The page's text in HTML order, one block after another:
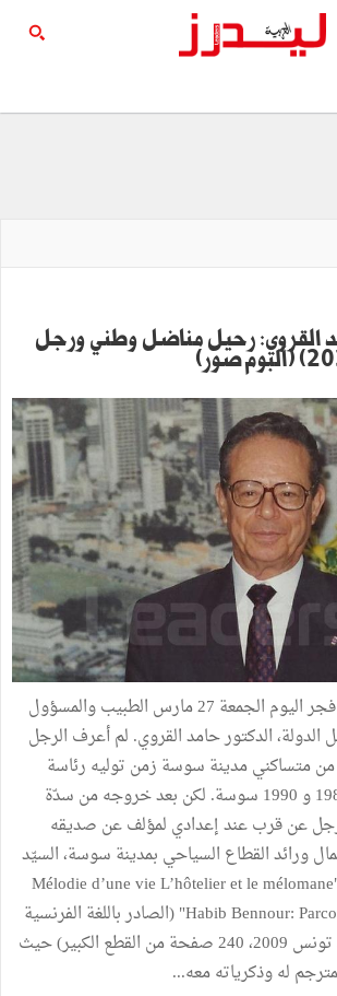
القروي: رحيل مناضل وطني ورجل
الله أكبر، غيّب الموت فجر اليوم الجمعة 27 مارس الطبيب والمسؤول
الدولة، الدكتور حامد القروي. لم أعرف الرجل
متساكني مدينة سوسة زمن توليه رئاسة
مجلسها البلدي بين 1985 و 1990 سوسة. لكن بعد خروجه من سدّة
عن قرب عند إعدادي لمؤلف عن صديقه
ورائد القطاع السياحي بمدينة سوسة، السيّد
الحبيب بنّور بعنوان: "Mélodie d’une vie L’hôtelier et le mélomane
Habib Bennour: Parcours d’un autodidacte" (الصادر باللغة الفرنسية
عن مؤسّسة سمباكت، تونس 2009، 240 صفحة من القطع الكبير) حيث
له وذكرياته معه...